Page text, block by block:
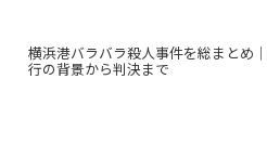
横浜港バラバラ殺人事件を総まとめ
行の背景から判決まで